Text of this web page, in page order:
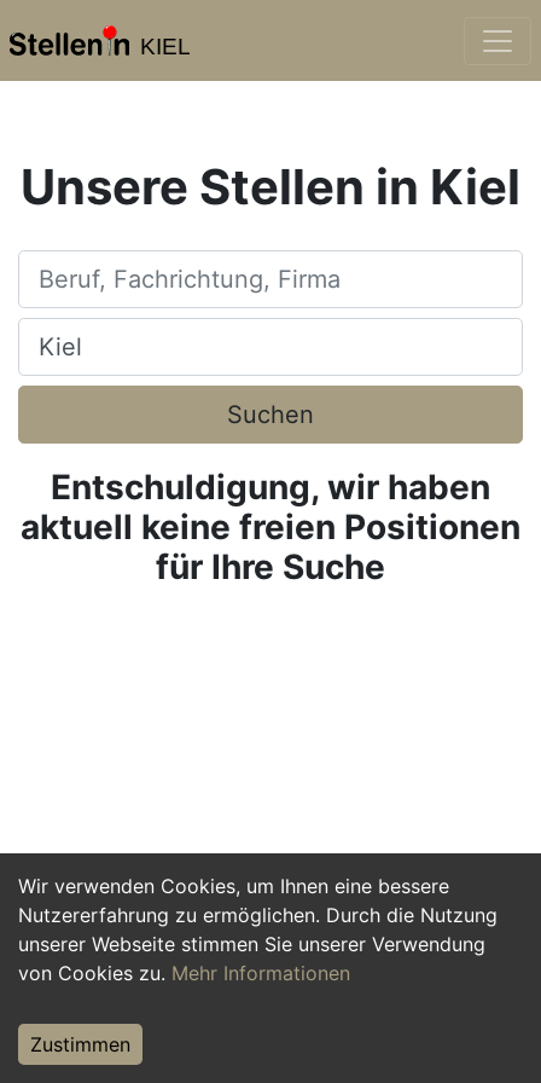
KIEL
Wir verwenden Cookies, um Ihnen eine bessere
Nutzererfahrung zu ermöglichen. Durch die Nutzung
unserer Webseite stimmen Sie unserer Verwendung
von Cookies zu. Mehr Informationen
Zustimmen
Unsere Stellen in Kiel
Beruf, Fachrichtung, Firma
Ort, Stadt
Suchen
Entschuldigung, wir haben
aktuell keine freien Positionen
für Ihre Suche